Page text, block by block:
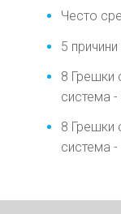
Често
5
8 Грешки
система -
8 Грешки
система -